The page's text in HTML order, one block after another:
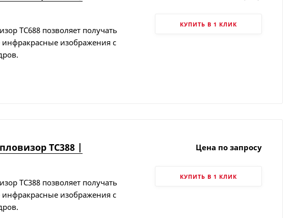
TC688 позволяет получать
изображения с
КУПИТЬ В 1 КЛИК
TC388 |
TC388 позволяет получать
изображения с
Цена по запросу
КУПИТЬ В 1 КЛИК